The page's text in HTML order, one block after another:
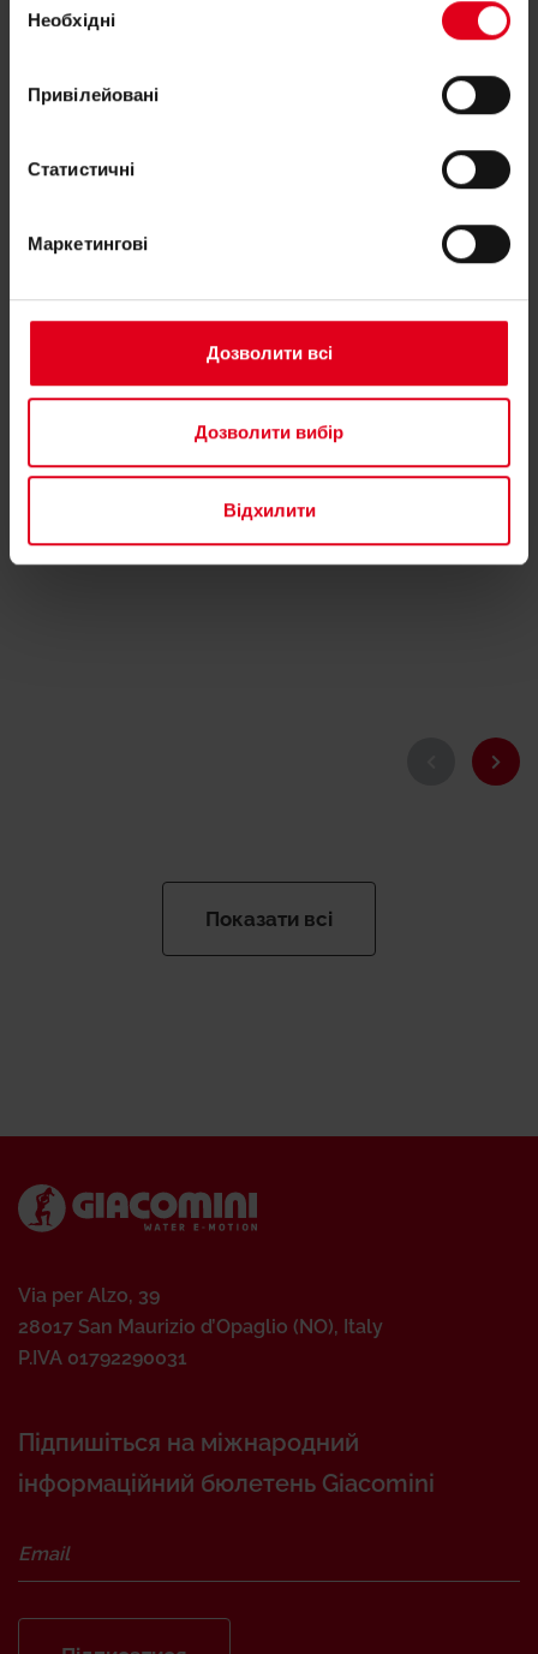
згоди
Необхідні
Привілейовані
Статистичні
Маркетингові
Дозволити всі
Дозволити вибір
Відхилити
Супутні товари
Насоси WILO
Показати всі
Via per Alzo, 39
28017 San Maurizio d’Opaglio (NO), Italy
P.IVA 01792290031
Підпишіться на міжнародний
інформаційний бюлетень Giacomini